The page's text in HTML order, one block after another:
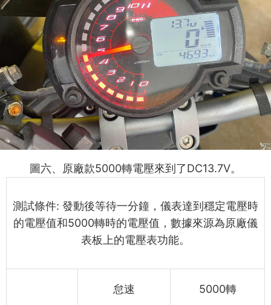
圖六、 原廠款5000轉電壓來到了DC13.7V。
測試條件: 發動後等待一分鐘，儀表達到穩定電壓時
的電壓值和5000轉時的電壓值，數據來源為原廠儀
表板上的電壓表功能。
怠速 5000轉